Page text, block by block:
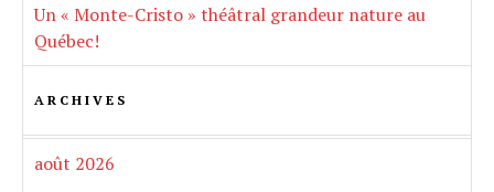
Un « Monte-Cristo » théâtral grandeur nature au
Québec!
ARCHIVES
août 2026